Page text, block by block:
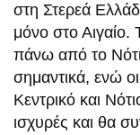
στη Στερεά
μόνο στο Αιγαίο.
πάνω από το
σημαντικά, ενώ
Κεντρικό και
ισχυρές και θα